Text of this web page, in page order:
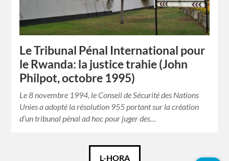
Le Tribunal Pénal International pour
le Rwanda: la justice trahie (John
Philpot, octobre 1995)
Le 8 novembre 1994, le Conseil de Sécurité des Nations
Unies a adopté la résolution 955 portant sur la création
d’un tribunal pénal ad hoc pour juger des…
L-HORA